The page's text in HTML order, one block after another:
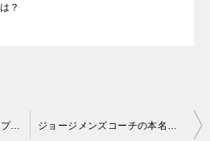
？
元之介(俳優)の本名や年齢やプロフィールは？彼女やSNSは？ハーフなの？ ジョージメンズコーチの本名や年齢やプロフィールは？結婚や彼女やSNSは？